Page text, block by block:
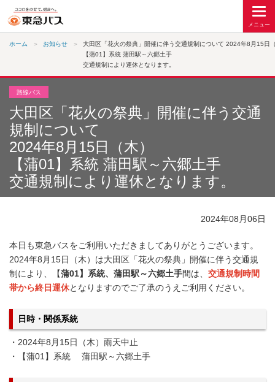
ホーム お知らせ
大田区「花火の祭典」開催に伴う交通規制について 2024年8月15日
【蒲01】系統 蒲田駅～六郷土手
交通規制により運休となります。
路線バス
大田区「花火の祭典」開催に伴う交通
規制について
2024年8月15日（木）
【蒲01】系統 蒲田駅～六郷土手
交通規制により運休となります。
2024年08月06日
本日も東急バスをご利用いただきましてありがとうございます。
2024年8月15日（木）は大田区「花火の祭典」開催に伴う交通規
制により、【蒲01】系統、蒲田駅～六郷土手間は、 交通規制時間
帯から終日運休となりますのでご了承のうえご利用ください。
日時・関係系統
・2024年8月15日（木）雨天中止
・【蒲01】系統 蒲田駅～六郷土手